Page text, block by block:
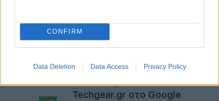
CONFIRM
Data Deletion Data Access Privacy Policy
τροχαίων ατυχημάτων.
[viaMIT Technology Review
Ακολουθήστε το
Techgear.gr στο Google